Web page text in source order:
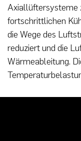
Axiallüftersysteme
fortschrittlichen
die Wege des
reduziert und die
Wärmeableitung.